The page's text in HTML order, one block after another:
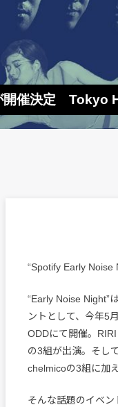
催決定 Tokyo
“Spotify Early Noise
“Early Noise Night”
ントとして、今年5
ODDにて開催。
の3組が出演。そし
chelmicoの3組に加
そんな話題のイベン